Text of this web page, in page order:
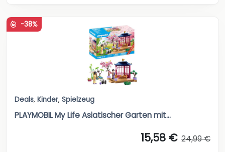
-38%
Deals, Kinder, Spielzeug
PLAYMOBIL My Life Asiatischer Garten mit...
15,58 € 24,99 €